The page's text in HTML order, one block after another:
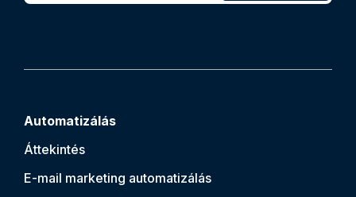
Automatizálás
Áttekintés
E-mail marketing automatizálás